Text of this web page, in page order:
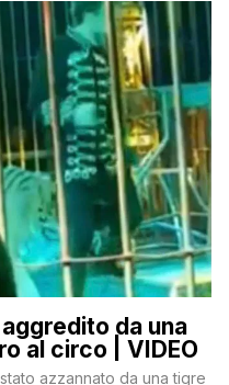
da una
al circo | VIDEO
azzannato da una tigre